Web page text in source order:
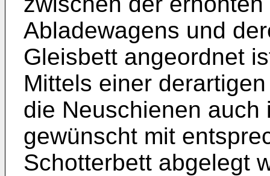
Abladewagens und
Gleisbett angeordnet
Mittels einer
die Neuschienen
gewünscht mit
Schotterbett abgelegt